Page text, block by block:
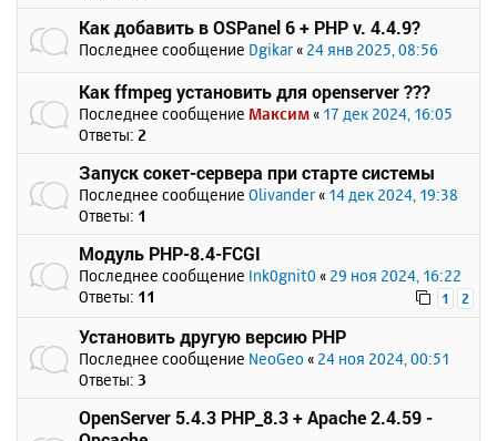
Как добавить в OSPanel 6 + PHP v. 4.4.9?
Последнее сообщение Dgikar « 24 янв 2025, 08:56
Как ffmpeg установить для openserver ???
Последнее сообщение Максим « 17 дек 2024, 16:05
Ответы: 2
Запуск сокет-сервера при старте системы
Последнее сообщение Olivander « 14 дек 2024, 19:38
Ответы: 1
Модуль PHP-8.4-FCGI
Последнее сообщение Ink0gnit0 « 29 ноя 2024, 16:22
Ответы: 11 1 2
Установить другую версию PHP
Последнее сообщение NeoGeo « 24 ноя 2024, 00:51
Ответы: 3
OpenServer 5.4.3 PHP_8.3 + Apache 2.4.59 -